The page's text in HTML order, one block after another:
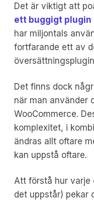
Det är viktigt att
ett buggigt plugin
har miljontals
fortfarande ett av
Det finns dock
när man använder
WooCommerce.
komplexitet, i
ändras allt oftare
kan uppstå oftare.
Att förstå hur varje
det uppstår) pekar